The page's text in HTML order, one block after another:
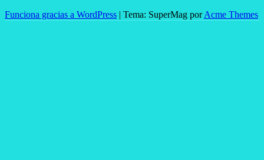
Funciona gracias a WordPress | Tema: SuperMag porAcme Themes